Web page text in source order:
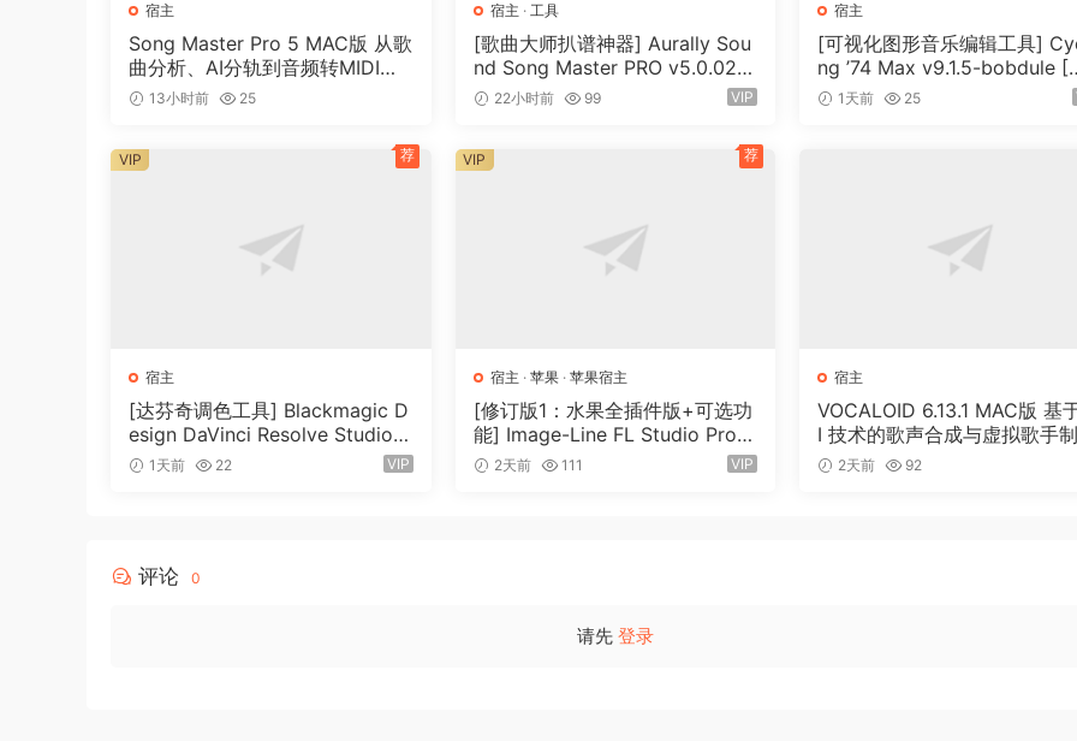
flexibility and power of today’s PCs for applying effects, realtime input processing, automated aux
sends and returns, destructive and non-destructive wave editing. The program supports 24bit-192 khz
recording, 64 bit mixing, multiple channels soundcards, live input processing, CD burning, mp3 encoding
Main n-Track Studio features:
• DirectX, VST and ReWire effects can be added to each channel/track
• Built-in effects include Reverb, Compression, Parametric and Graphic EQ, Echo, Auto-volume, Pitch Shift,
Asio, WaveRT, WDM, MME and DirectSound
• Is compatible with multichannel Asio, WaveRT, WDM and MME audio drivers, which means that n-Track
work with almost any soundcard available today with the lowest possible latency
• Supports VST Instruments and DirectX Instruments synth plug-ins. Sample-accurate MIDI tracks can be
• Built-in effects include Reverb, Compression, Parametric and Graphic EQ, Echo, Auto-volume, Pitch Shift,
• Supports third party DirectX, VST 2.0 and ReWire plug-ins.
宿主
Song Master Pro 5 MAC版 从歌
曲分析、AI分轨到音频转MIDI的
一体化音乐工具
13小时前 25
宿主 · 工具
[歌曲大师扒谱神器] Aurally Sou
nd Song Master PRO v5.0.02
[WiN]（355MB）
22小时前 99 VIP
宿主
[可视化图形音乐编辑工具]
ng ’74 Max v9.1.5-bobdule
N]（724MB）
1天前 25
宿主
[达芬奇调色工具] Blackmagic D
esign DaVinci Resolve Studio 2
1.0.4 Build 5 x64-R2R [WiN]
1天前 22 VIP
VIP 荐
宿主 · 苹果· 苹果宿主
[修订版1：水果全插件版+可选功
能] Image-Line FL Studio Prod
ucer Edition v26.1.3.5336 (All P
2天前 111 VIP
VIP 荐
宿主
VOCALOID 6.13.1 MAC版 基
I 技术的歌声合成与虚拟歌手
软件 52套音色
2天前 92
评论 0
请先 登录